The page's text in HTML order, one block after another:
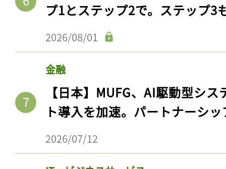
プ1とステップ2で。ステップ3
2026/08/01
金融
【日本】MUFG、AI駆動型シ
ト導入を加速。パートナーシ
2026/07/12